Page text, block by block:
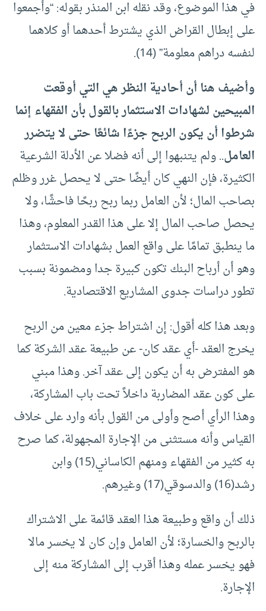
في هذا الموضوع، وقد نقله ابن المنذر بقوله: “وأجمعوا
على إبطال القراض الذي يشترط أحدهما أو كلاهما
لنفسه دراهم معلومة” (14).
وأضيف هنا أن أحادية النظر هي التي أوقعت
المبيحين لشهادات الاستثمار بالقول بأن الفقهاء إنما
شرطوا أن يكون الربح جزءًا شائعًا حتى لا يتضرر
العامل.. ولم يتنبهوا إلى أنه فضلا عن الأدلة الشرعية
الكثيرة، فإن النهي كان أيضًا حتى لا يحصل غرر وظلم
بصاحب المال؛ لأن العامل ربما ربح ربحًا فاحشًا، ولا
يحصل صاحب المال إلا على هذا القدر المعلوم، وهذا
ما ينطبق تمامًا على واقع العمل بشهادات الاستثمار
وهو أن أرباح البنك تكون كبيرة جدا ومضمونة بسبب
تطور دراسات جدوى المشاريع الاقتصادية.
وبعد هذا كله أقول: إن اشتراط جزء معين من الربح
يخرج العقد -أي عقد كان- عن طبيعة عقد الشركة كما
هو المفترض به أن يكون إلى عقد آخر. وهذا مبني
على كون عقد المضاربة داخلاً تحت باب المشاركة،
وهذا الرأي أصح وأولى من القول بأنه وارد على خلاف
القياس وأنه مستثنى من الإجارة المجهولة، كما صرح
به كثير من الفقهاء ومنهم الكاساني(15) وابن
رشد(16) والدسوقي(17) وغيرهم.
ذلك أن واقع وطبيعة هذا العقد قائمة على الاشتراك
بالربح والخسارة؛ لأن العامل وإن كان لا يخسر مالا
فهو يخسر عمله وهذا أقرب إلى المشاركة منه إلى
الإجارة.